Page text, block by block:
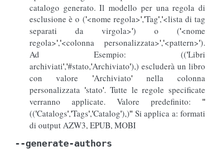
catalogo generato. Il modello per una regola di
esclusione è o ('<nome regola>','Tag','<lista di tag
separati da virgola>') o ('<nome
regola>','<colonna personalizzata>','<pattern>').
Ad Esempio: (('Libri
archiviati','#stato,'Archiviato'),) escluderà un libro
con valore
'Archiviato'nella colonna
personalizzata 'stato'. Tutte le regole specificate
verranno applicate. Valore predefinito:
"
(('Catalogs','Tags','Catalog'),)" Si applica a: formati
di output AZW3, EPUB, MOBI
--generate-authors